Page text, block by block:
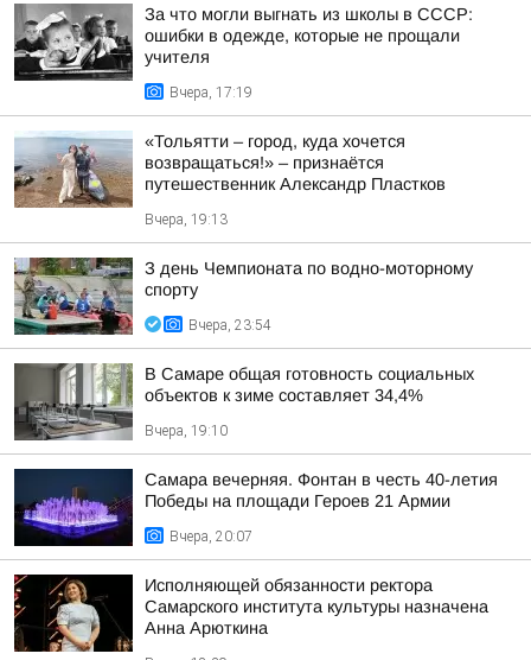
За что могли выгнать из школы в СССР:
ошибки в одежде, которые не прощали
учителя
Вчера, 17:19
«Тольятти – город, куда хочется
возвращаться!» – признаётся
путешественник Александр Пластков
Вчера, 19:13
З день Чемпионата по водно-моторному
спорту
Вчера, 23:54
В Самаре общая готовность социальных
объектов к зиме составляет 34,4%
Вчера, 19:10
Самара вечерняя. Фонтан в честь 40-летия
Победы на площади Героев 21 Армии
Вчера, 20:07
Исполняющей обязанности ректора
Самарского института культуры назначена
Анна Арюткина